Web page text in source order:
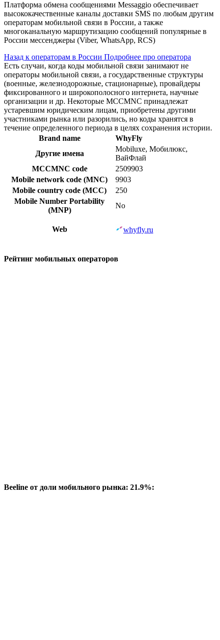
Платформа обмена сообщениями Messaggio обеспечивает
высококачественные каналы доставки SMS по любым другим
операторам мобильной связи в России, а также
многоканальную маршрутизацию сообщений популярные в
России мессенджеры (Viber, WhatsApp, RCS)
Назад к операторам в России Подробнее про оператора
Есть случаи, когда коды мобильной связи занимают не
операторы мобильной связи, а государственные структуры
(военные, железнодорожные, стационарные), провайдеры
фиксированного и широкополосного интернета, научные
организации и др. Некоторые MCCMNC принадлежат
устаревшим юридическим лицам, приобретены другими
участниками рынка или разорились, но коды хранятся в
течение определенного периода в целях сохранения истории.
Brand name
WhyFly
Другие имена
Mobiluxe, Мобилюкс,
ВайФлай
MCCMNC code
2509903
Mobile network code (MNC)
9903
Mobile country code (MCC)
250
Mobile Number Portability
(MNP)
No
Web whyfly.ru
Рейтинг мобильных операторов
Beeline от доли мобильного рынка: 21.9%: